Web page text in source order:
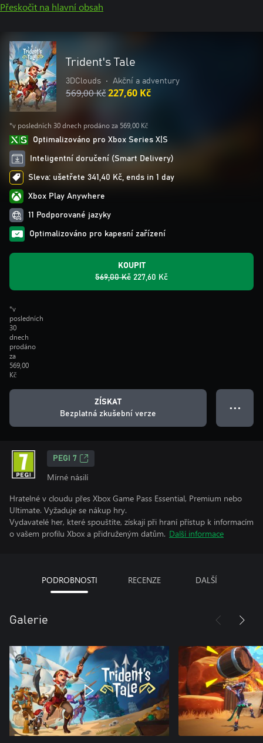
Přeskočit na hlavní obsah
Trident's Tale
3DClouds • Akční a adventury
569,00 Kč227,60 Kč
*v posledních 30 dnech prodáno za 569,00 Kč
Optimalizováno pro Xbox Series X|S
Inteligentní doručení (Smart Delivery)
Sleva: ušetřete 341,40 Kč, ends in 1 day
Xbox Play Anywhere
11 Podporované jazyky
Optimalizováno pro kapesní zařízení
KOUPIT
569,00 Kč 227,60 Kč
*v
posledních
30
dnech
prodáno
za
569,00
Kč
ZÍSKAT
Bezplatná zkušební verze
● ● ●
PEGI 7
Mírné násilí
Hratelné v cloudu přes Xbox Game Pass Essential, Premium nebo
Ultimate. Vyžaduje se nákup hry.
Vydavatelé her, které spouštíte, získají při hraní přístup k informacím
o vašem profilu Xbox a přidruženým datům. Další informace
PODROBNOSTI RECENZE DALŠÍ
Galerie